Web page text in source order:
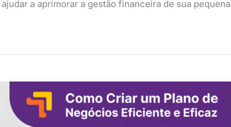
a aprimorar a gestão financeira de sua pequena